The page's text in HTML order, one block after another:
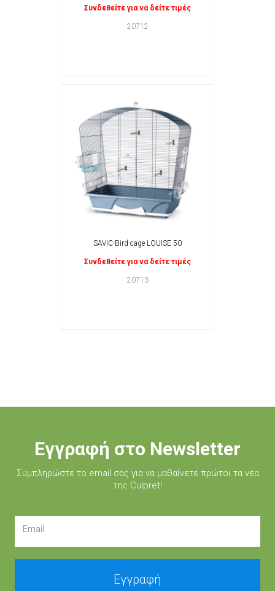
Συνδεθείτε για να δείτε τιμές
20712
SAVIC-Bird cage LOUISE 50
Συνδεθείτε για να δείτε τιμές
20713
Εγγραφή στο Newsletter
Συμπληρώστε τo email σας για να μαθαίνετε πρώτοι τα νέα
της Culpret!
Email
Εγγραφή